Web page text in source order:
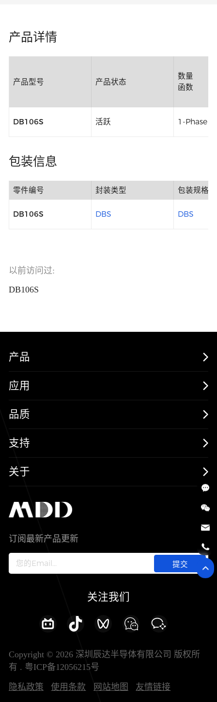
产品详情
产品型号 产品状态
数量
函数
DB106S 活跃 1-Phase
包装信息
零件编号 封装类型 包装规格
DB106S DBS DBS
以前访问过:
DB106S
产品
MOSFETs
保护器件
三极管
SiC
IC
应用
消费电子
汽车电子
新能源
智能家居
新兴行业
品质
可靠性实验室
质量与环境
其他信息(PCN)
支持
样品与支持
关于
加入我们
订阅最新产品更新
提交
关注我们
Copyright © 2026 深圳辰达半导体有限公司 版权所
有 . 粤ICP备12056215号
隐私政策 使用条款 网站地图 友情链接